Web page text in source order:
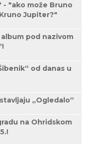
- "ako može Bruno
Jupiter?"
pod nazivom
od danas u
„Ogledalo“
na Ohridskom